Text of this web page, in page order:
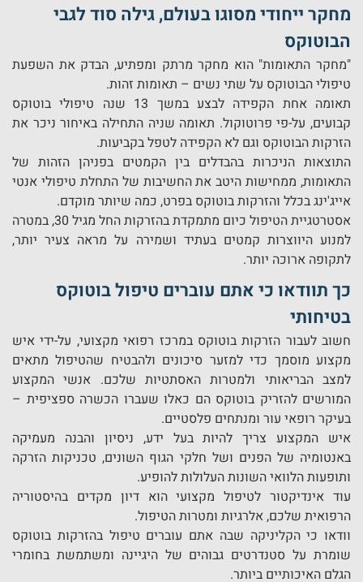
מחקר ייחודי מסוגו בעולם, גילה סוד לגבי
הבוטוקס
"מחקר התאומות" הוא מחקר מרתק ומפתיע, הבדק את השפעת
טיפולי הבוטוקס על שתי נשים – תאומות זהות.
תאומה אחת הקפידה לבצע במשך 13 שנה טיפולי בוטוקס
קבועים, על-פי פרוטוקול. תאומה שניה התחילה באיחור ניכר את
הזרקות הבוטוקס וגם לא הקפידה לטפל בקביעות.
התוצאות הניכרות בהבדלים בין הקמטים בפניהן הזהות של
התאומות, ממחישות היטב את החשיבות של התחלת טיפולי אנטי
אייג'ינג בכלל והזרקות בוטוקס בפרט, כמה שיותר מוקדם.
אסטרטגיית הטיפול כיום מתמקדת בהזרקות החל מגיל 30, במטרה
למנוע היווצרות קמטים בעתיד ושמירה על מראה צעיר יותר,
לתקופה ארוכה יותר.
כך תוודאו כי אתם עוברים טיפול בוטוקס
בטיחותי
חשוב לעבור הזרקות בוטוקס במרכז רפואי מקצועי, על-ידי איש
מקצוע מוסמך כדי למזער סיכונים ולהבטיח שהטיפול מתאים
למצב הבריאותי ולמטרות האסתטיות שלכם. אנשי המקצוע
המורשים להזריק בוטוקס הם כאלו שעברו הכשרה ספציפית –
בעיקר רופאי עור ומנתחים פלסטיים.
איש המקצוע צריך להיות בעל ידע, ניסיון והבנה מעמיקה
באנטומיה של הפנים ושל חלקי הגוף השונים, טכניקות הזרקה
ותופעות הלוואי השונות העלולות להופיע.
עוד אינדיקטור לטיפול מקצועי הוא דיון מקדים בהיסטוריה
הרפואית שלכם, אלרגיות ומטרות הטיפול.
וודאו כי הקליניקה שבה אתם עוברים טיפול בהזרקות בוטוקס
שומרת על סטנדרטים גבוהים של היגיינה ומשתמשת בחומרי
הגלם האיכותיים ביותר.